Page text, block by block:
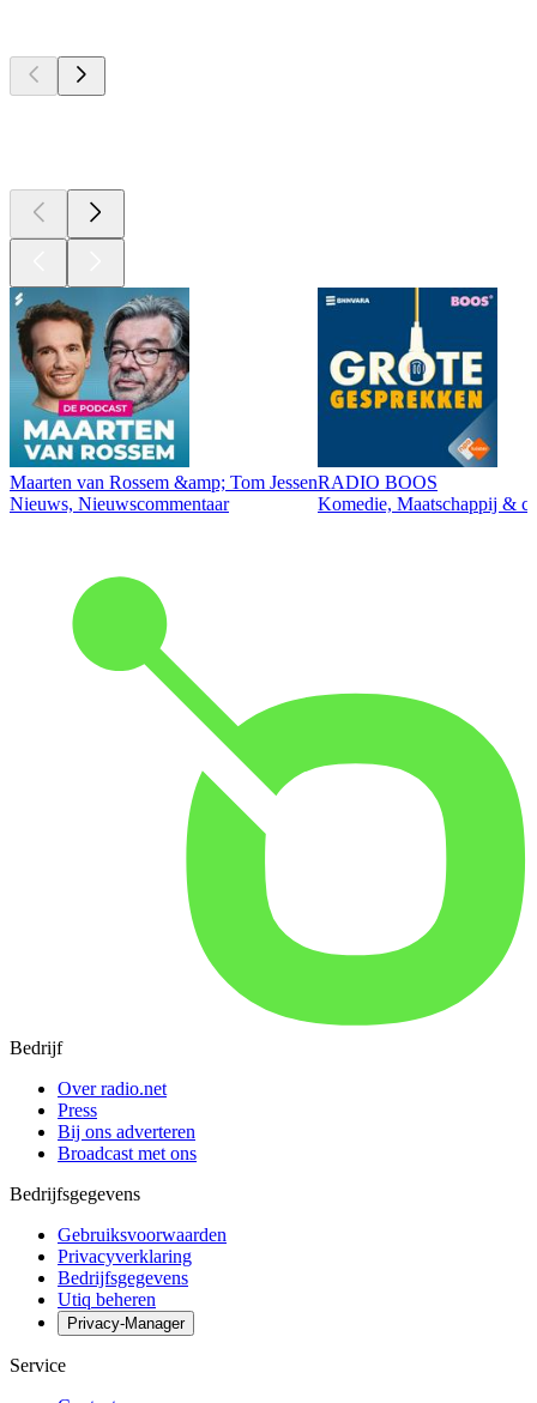
Maarten van Rossem &amp; Tom Jessen
Nieuws, Nieuwscommentaar
RADIO BOOS
Komedie, Maatschappij &
Bedrijf
Over radio.net
Press
Bij ons adverteren
Broadcast met ons
Bedrijfsgegevens
Gebruiksvoorwaarden
Privacyverklaring
Bedrijfsgegevens
Utiq beheren
Privacy-Manager
Service